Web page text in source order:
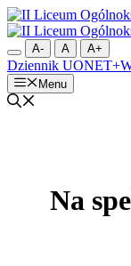
Przejdź
do
treściA- A A+
Dziennik UONET+
Menu
Na